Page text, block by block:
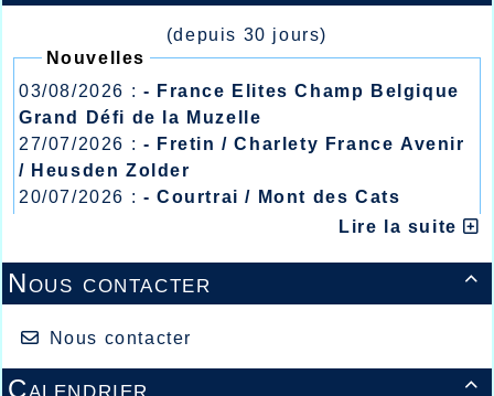
(depuis 30 jours)
Nouvelles
03/08/2026 : - France Elites Champ Belgique
Grand Défi de la Muzelle
27/07/2026 : - Fretin / Charlety France Avenir
/ Heusden Zolder
20/07/2026 : - Courtrai / Mont des Cats
- Lyon / Meeting Abeilles /Lire la suite

Nous contacter
Nous contacter

Calendrier
Félix,MARCELLI lalie, VANHEE Simon, LAMARCQ
Mathys, VANHALWYN Julia et VANHALWYN
Suzie repartis dans deux équipes.
équipes halluinoises finissent 2ème et 4ème à
cette compétition.
Félicitations aux futurs champions.